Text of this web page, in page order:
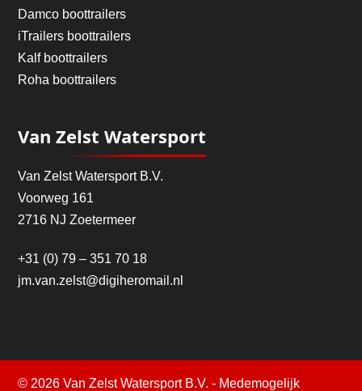
Damco boottrailers
iTrailers boottrailers
Kalf boottrailers
Roha boottrailers
Van Zelst Watersport
Van Zelst Watersport B.V.
Voorweg 161
2716 NJ Zoetermeer
+31 (0) 79 – 351 70 18
jm.van.zelst@digiheromail.nl
© 2026 Van Zelst Watersport B.V. - Medemogelijk